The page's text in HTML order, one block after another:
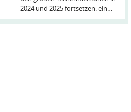
2024 und 2025 fortsetzen: ein…